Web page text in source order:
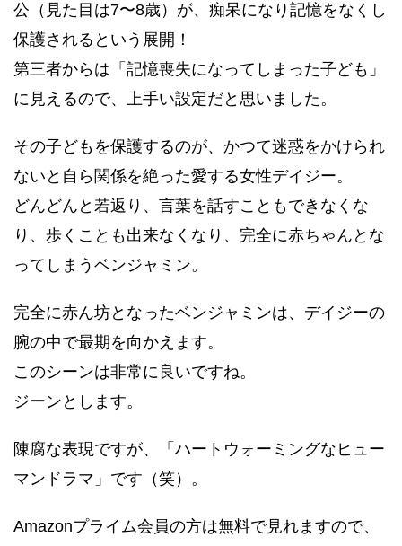
公（見た目は7〜8歳）が、痴呆になり記憶をなくし
保護されるという展開！
第三者からは「記憶喪失になってしまった子ども」
に見えるので、上手い設定だと思いました。
その子どもを保護するのが、かつて迷惑をかけられ
ないと自ら関係を絶った愛する女性デイジー。
どんどんと若返り、言葉を話すこともできなくな
り、歩くことも出来なくなり、完全に赤ちゃんとな
ってしまうベンジャミン。
完全に赤ん坊となったベンジャミンは、デイジーの
腕の中で最期を向かえます。
このシーンは非常に良いですね。
ジーンとします。
陳腐な表現ですが、「ハートウォーミングなヒュー
マンドラマ」です（笑）。
Amazonプライム会員の方は無料で見れますので、